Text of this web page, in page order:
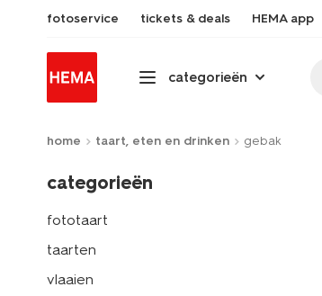
fotoservice tickets & deals HEMA app
categorieën
home taart, eten en drinken gebak
categorieën
fototaart
taarten
vlaaien